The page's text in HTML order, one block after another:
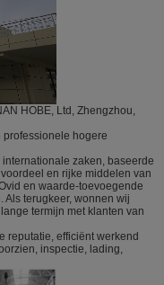
HOBE, Ltd, Zhengzhou,
hogere
zaken, baseerde
en rijke middelen van
en waarde-toevoegende
Als terugkeer, wonnen wij
termijn met klanten van
reputatie, efficiënt werkend
inspectie, lading,